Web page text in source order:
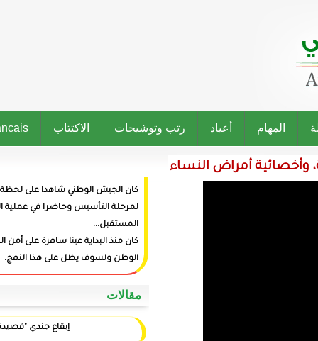
رتب وتوشيحات الاكتتاب Francais
كان الجيش الوطني شاهدا على لحظة ميلاد الدولة وراعيا
لمرحلة التأسيس وحاضرا في عملية البناء وفاعلا في صنع
كان منذ البداية عينا ساهرة على أمن المواطنين وعزة
الوطن ولسوف يظل على هذا النهج.
إيقاع جندي "قصيدة"